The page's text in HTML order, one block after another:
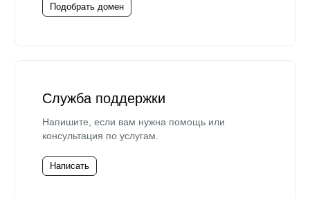
Подобрать домен
Служба поддержки
Напишите, если вам нужна помощь или
консультация по услугам.
Написать